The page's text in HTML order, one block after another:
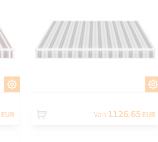
EUR Van 1126.65EUR